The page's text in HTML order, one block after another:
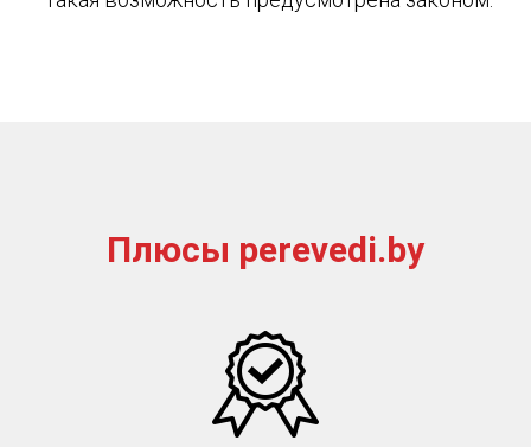
Плюсы perevedi.by